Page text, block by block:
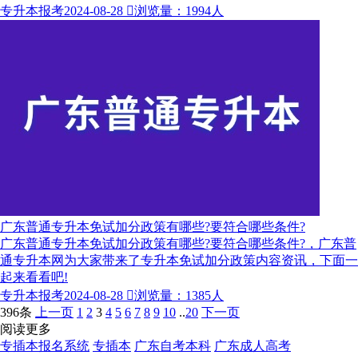
专升本报考2024-08-28 浏览量：1994人
广东普通专升本免试加分政策有哪些?要符合哪些条件?
广东普通专升本免试加分政策有哪些?要符合哪些条件?，广东普
通专升本网为大家带来了专升本免试加分政策内容资讯，下面一
起来看看吧!
专升本报考2024-08-28 浏览量：1385人
396条
上一页 1 2 3 4 5 6 7 8 9 10 ..20 下一页
阅读更多
专插本报名系统 专插本 广东自考本科 广东成人高考